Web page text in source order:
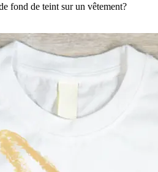
fond de teint sur un vêtement?